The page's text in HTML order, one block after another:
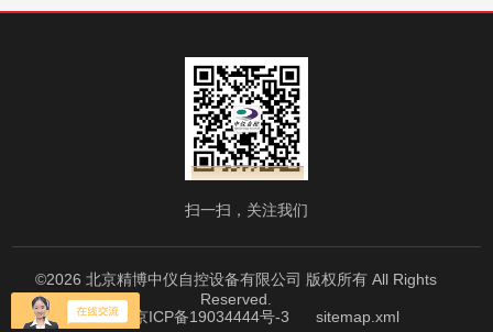
扫一扫，关注我们
©2026 北京精博中仪自控设备有限公司 版权所有 All Rights
Reserved.
备案号：京ICP备19034444号-3
sitemap.xml